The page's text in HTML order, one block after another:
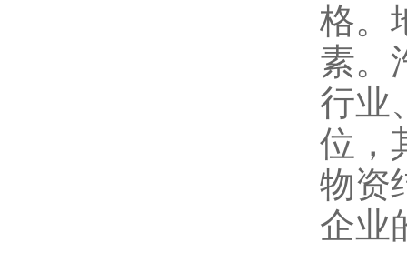
格。
素。
行业
位，
物资
企业